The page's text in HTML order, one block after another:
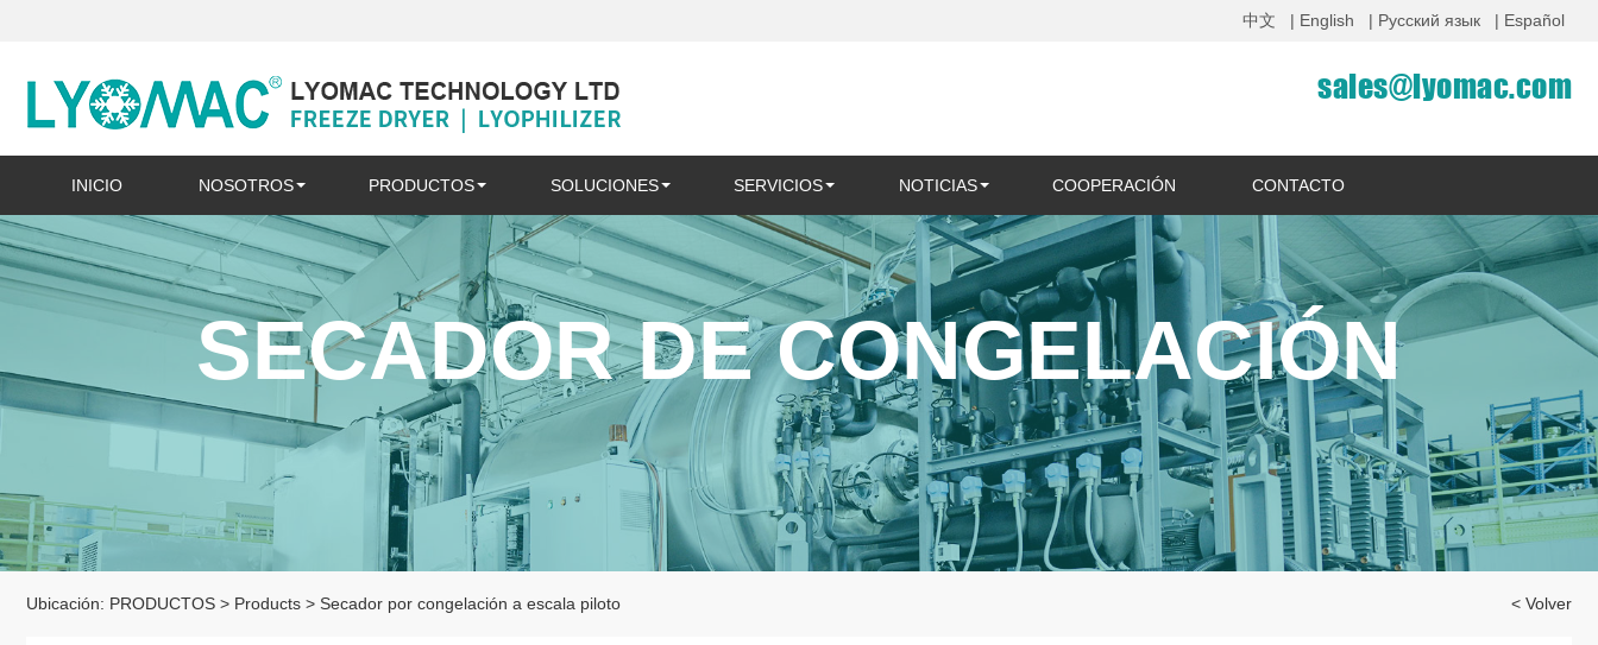
中文 | English | Русский язык | Español
sales@lyomac.com
INICIO NOSOTROS PRODUCTOS SOLUCIONES SERVICIOS NOTICIAS COOPERACIÓN CONTACTO
SECADOR DE CONGELACIÓN
Ubicación: PRODUCTOS > Products > Secador por congelación a escala piloto < Volver